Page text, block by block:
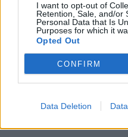
I want to opt-out of
Retention, Sale, and/or
Personal Data that Is
Purposes for which it
Opted Out
CONFIRM
Data Deletion
Chanson sans vidéo